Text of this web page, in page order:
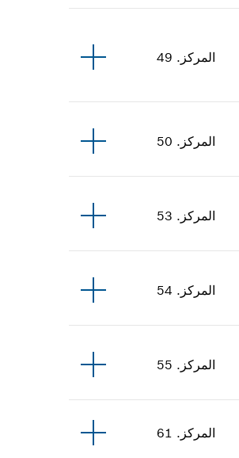
المركز .
49
المركز .
50
المركز .
53
المركز .
54
المركز .
55
المركز .
61